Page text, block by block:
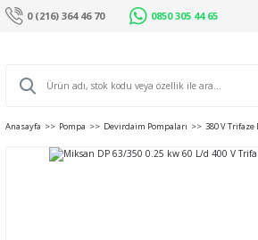
0 (216) 364 46 70 0850 305 44 65
Anasayfa Pompa Devirdaim Pompaları 380 V